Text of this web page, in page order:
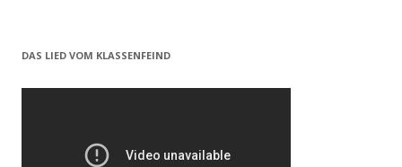
DAS LIED VOM KLASSENFEIND